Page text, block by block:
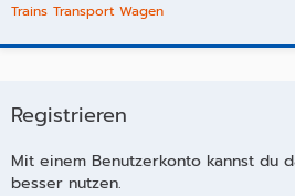
Trains Transport Wagen
Registrieren
Mit einem Benutzerkonto kannst du
besser nutzen.